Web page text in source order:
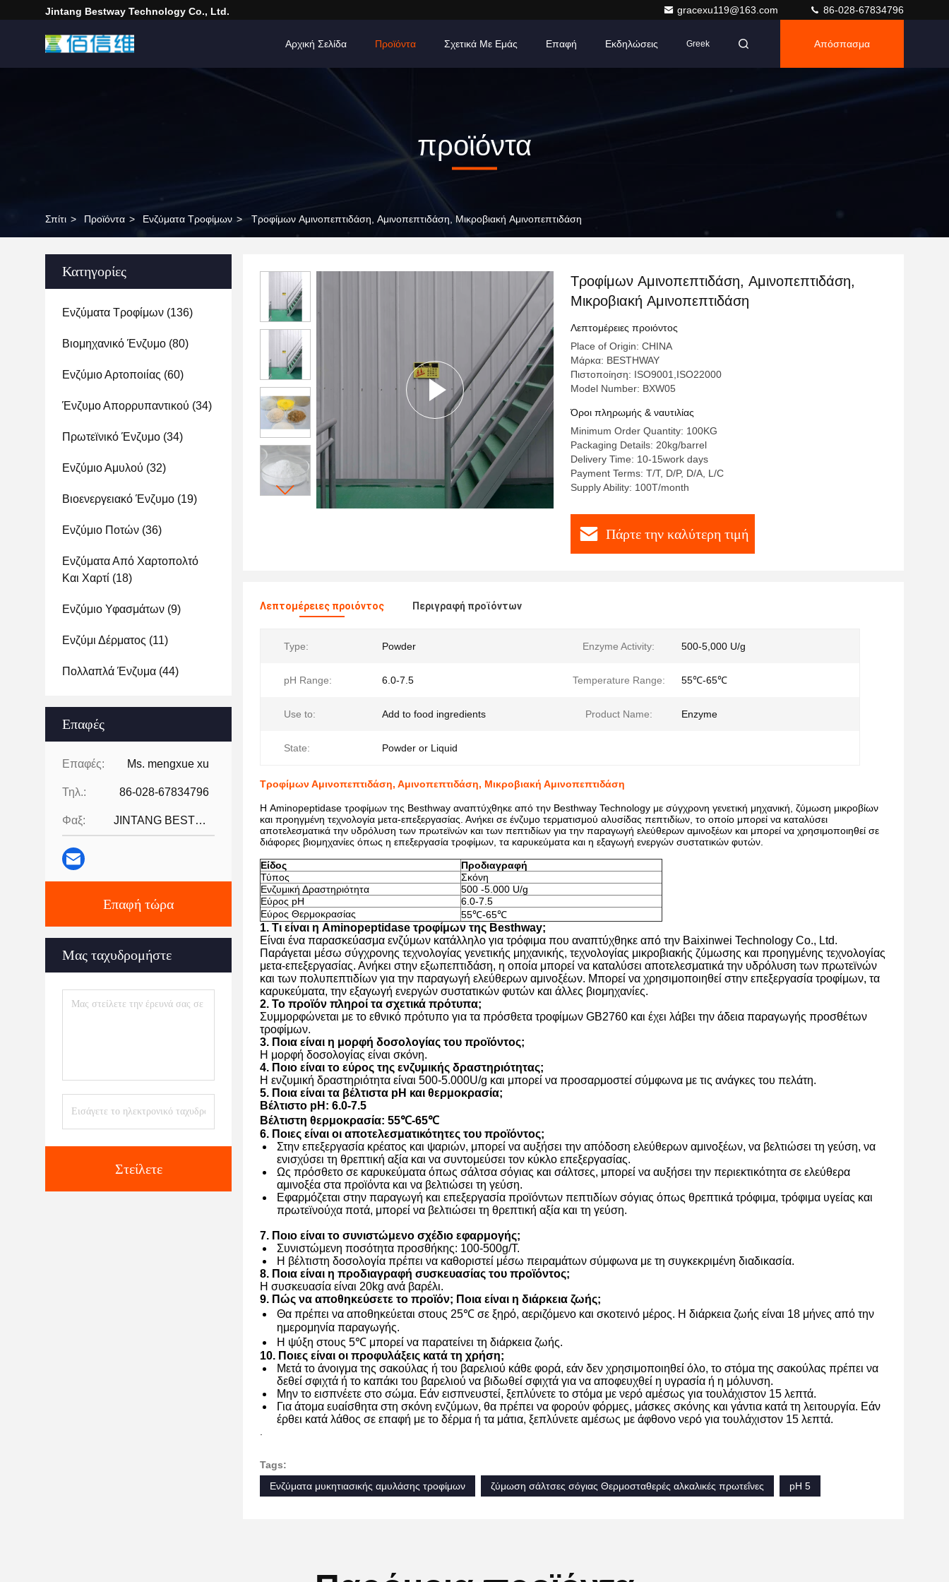
Jintang Bestway Technology Co., Ltd. gracexu119@163.com 86-028-67834796
Αρχική Σελίδα Προϊόντα Σχετικά Με Εμάς Επαφή Εκδηλώσεις Greek Απόσπασμα
προϊόντα
Σπίτι > Προϊόντα > Ενζύματα Τροφίμων > Τροφίμων Αμινοπεπτιδάση, Αμινοπεπτιδάση, Μικροβιακή Αμινοπεπτιδάση
Κατηγορίες
Ενζύματα Τροφίμων (136)
Βιομηχανικό Ένζυμο (80)
Ενζύμιο Αρτοποιίας (60)
Ένζυμο Απορρυπαντικού (34)
Πρωτεϊνικό Ένζυμο (34)
Ενζύμιο Αμυλού (32)
Βιοενεργειακό Ένζυμο (19)
Ενζύμιο Ποτών (36)
Ενζύματα Από Χαρτοπολτό
Και Χαρτί (18)
Ενζύμιο Υφασμάτων (9)
Ενζύμι Δέρματος (11)
Πολλαπλά Ένζυμα (44)
Επαφές
Επαφές: Ms. mengxue xu
Τηλ.: 86-028-67834796
Φαξ: JINTANG BESTWAY TECHNOLOGY CO
Επαφή τώρα
Μας ταχυδρομήστε
Στείλετε
Τροφίμων Αμινοπεπτιδάση, Αμινοπεπτιδάση,
Μικροβιακή Αμινοπεπτιδάση
Λεπτομέρειες προιόντος
Place of Origin: CHINA
Μάρκα: BESTHWAY
Πιστοποίηση: ISO9001,ISO22000
Model Number: BXW05
Όροι πληρωμής & ναυτιλίας
Minimum Order Quantity: 100KG
Packaging Details: 20kg/barrel
Delivery Time: 10-15work days
Payment Terms: T/T, D/P, D/A, L/C
Supply Ability: 100T/month
Πάρτε την καλύτερη τιμή
Λεπτομέρειες προιόντος Περιγραφή προϊόντων
Type: Powder Enzyme Activity: 500-5,000 U/g
pH Range: 6.0-7.5 Temperature Range: 55℃-65℃
Use to: Add to food ingredients Product Name: Enzyme
State: Powder or Liquid
Τροφίμων Αμινοπεπτιδάση, Αμινοπεπτιδάση, Μικροβιακή Αμινοπεπτιδάση
Η Aminopeptidase τροφίμων της Besthway αναπτύχθηκε από την Besthway Technology με σύγχρονη γενετική μηχανική, ζύμωση μικροβίων
και προηγμένη τεχνολογία μετα-επεξεργασίας. Ανήκει σε ένζυμο τερματισμού αλυσίδας πεπτιδίων, το οποίο μπορεί να καταλύσει
αποτελεσματικά την υδρόλυση των πρωτεϊνών και των πεπτιδίων για την παραγωγή ελεύθερων αμινοξέων και μπορεί να χρησιμοποιηθεί σε
διάφορες βιομηχανίες όπως η επεξεργασία τροφίμων, τα καρυκεύματα και η εξαγωγή ενεργών συστατικών φυτών.
Είδος
Προδιαγραφή
Τύπος
Σκόνη
Ενζυμική Δραστηριότητα
500 -5.000 U/g
Εύρος pH
6.0-7.5
Εύρος Θερμοκρασίας
55℃-65℃
1. Τι είναι η Aminopeptidase τροφίμων της Besthway;
Είναι ένα παρασκεύασμα ενζύμων κατάλληλο για τρόφιμα που αναπτύχθηκε από την Baixinwei Technology Co., Ltd.
Παράγεται μέσω σύγχρονης τεχνολογίας γενετικής μηχανικής, τεχνολογίας μικροβιακής ζύμωσης και προηγμένης τεχνολογίας
μετα-επεξεργασίας. Ανήκει στην εξωπεπτιδάση, η οποία μπορεί να καταλύσει αποτελεσματικά την υδρόλυση των πρωτεϊνών
και των πολυπεπτιδίων για την παραγωγή ελεύθερων αμινοξέων. Μπορεί να χρησιμοποιηθεί στην επεξεργασία τροφίμων, τα
καρυκεύματα, την εξαγωγή ενεργών συστατικών φυτών και άλλες βιομηχανίες.
2. Το προϊόν πληροί τα σχετικά πρότυπα;
Συμμορφώνεται με το εθνικό πρότυπο για τα πρόσθετα τροφίμων GB2760 και έχει λάβει την άδεια παραγωγής προσθέτων
τροφίμων.
3. Ποια είναι η μορφή δοσολογίας του προϊόντος;
Η μορφή δοσολογίας είναι σκόνη.
4. Ποιο είναι το εύρος της ενζυμικής δραστηριότητας;
Η ενζυμική δραστηριότητα είναι 500-5.000U/g και μπορεί να προσαρμοστεί σύμφωνα με τις ανάγκες του πελάτη.
5. Ποια είναι τα βέλτιστα pH και θερμοκρασία;
Βέλτιστο pH: 6.0-7.5
Βέλτιστη θερμοκρασία: 55℃-65℃
6. Ποιες είναι οι αποτελεσματικότητες του προϊόντος;
Στην επεξεργασία κρέατος και ψαριών, μπορεί να αυξήσει την απόδοση ελεύθερων αμινοξέων, να βελτιώσει τη γεύση, να
ενισχύσει τη θρεπτική αξία και να συντομεύσει τον κύκλο επεξεργασίας.
Ως πρόσθετο σε καρυκεύματα όπως σάλτσα σόγιας και σάλτσες, μπορεί να αυξήσει την περιεκτικότητα σε ελεύθερα
αμινοξέα στα προϊόντα και να βελτιώσει τη γεύση.
Εφαρμόζεται στην παραγωγή και επεξεργασία προϊόντων πεπτιδίων σόγιας όπως θρεπτικά τρόφιμα, τρόφιμα υγείας και
πρωτεϊνούχα ποτά, μπορεί να βελτιώσει τη θρεπτική αξία και τη γεύση.
7. Ποιο είναι το συνιστώμενο σχέδιο εφαρμογής;
Συνιστώμενη ποσότητα προσθήκης: 100-500g/T.
Η βέλτιστη δοσολογία πρέπει να καθοριστεί μέσω πειραμάτων σύμφωνα με τη συγκεκριμένη διαδικασία.
8. Ποια είναι η προδιαγραφή συσκευασίας του προϊόντος;
Η συσκευασία είναι 20kg ανά βαρέλι.
9. Πώς να αποθηκεύσετε το προϊόν; Ποια είναι η διάρκεια ζωής;
Θα πρέπει να αποθηκεύεται στους 25℃ σε ξηρό, αεριζόμενο και σκοτεινό μέρος. Η διάρκεια ζωής είναι 18 μήνες από την
ημερομηνία παραγωγής.
Η ψύξη στους 5℃ μπορεί να παρατείνει τη διάρκεια ζωής.
10. Ποιες είναι οι προφυλάξεις κατά τη χρήση;
Μετά το άνοιγμα της σακούλας ή του βαρελιού κάθε φορά, εάν δεν χρησιμοποιηθεί όλο, το στόμα της σακούλας πρέπει να
δεθεί σφιχτά ή το καπάκι του βαρελιού να βιδωθεί σφιχτά για να αποφευχθεί η υγρασία ή η μόλυνση.
Μην το εισπνέετε στο σώμα. Εάν εισπνευστεί, ξεπλύνετε το στόμα με νερό αμέσως για τουλάχιστον 15 λεπτά.
Για άτομα ευαίσθητα στη σκόνη ενζύμων, θα πρέπει να φορούν φόρμες, μάσκες σκόνης και γάντια κατά τη λειτουργία. Εάν
έρθει κατά λάθος σε επαφή με το δέρμα ή τα μάτια, ξεπλύνετε αμέσως με άφθονο νερό για τουλάχιστον 15 λεπτά.
Tags:
Ενζύματα μυκητιασικής αμυλάσης τροφίμων
ζύμωση σάλτσες σόγιας Θερμοσταθερές αλκαλικές πρωτεΐνες pH 5